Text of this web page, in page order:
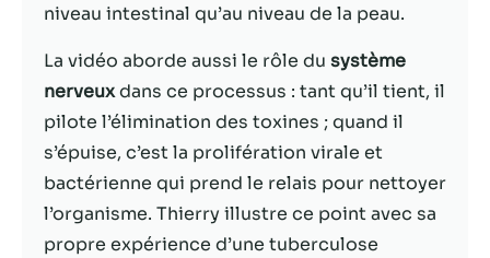
niveau intestinal qu’au niveau de la peau.
La vidéo aborde aussi le rôle du système
nerveuxdans ce processus : tant qu’il tient, il
pilote l’élimination des toxines ; quand il
s’épuise, c’est la prolifération virale et
bactérienne qui prend le relais pour nettoyer
l’organisme. Thierry illustre ce point avec sa
propre expérience d’une tuberculose
Experience
Afin que notre
site Web
fonctionne
aussi bien que
possible lors
de votre visite.
Si vous refusez
ces cookies,